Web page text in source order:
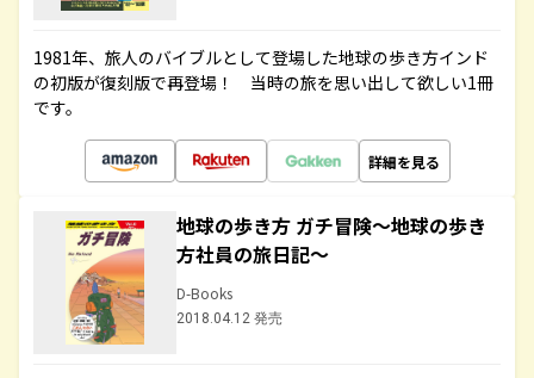
1981年、旅人のバイブルとして登場した地球の歩き方インド
の初版が復刻版で再登場！ 当時の旅を思い出して欲しい1冊
です。
詳細を見る
地球の歩き方 ガチ冒険～地球の歩き
方社員の旅日記～
D-Books
2018.04.12 発売